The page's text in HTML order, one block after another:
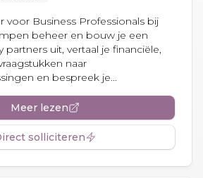
voor Business Professionals bij
beheer en bouw je een
partners uit, vertaal je financiële,
naar
en bespreek je...
Meer lezen
solliciteren